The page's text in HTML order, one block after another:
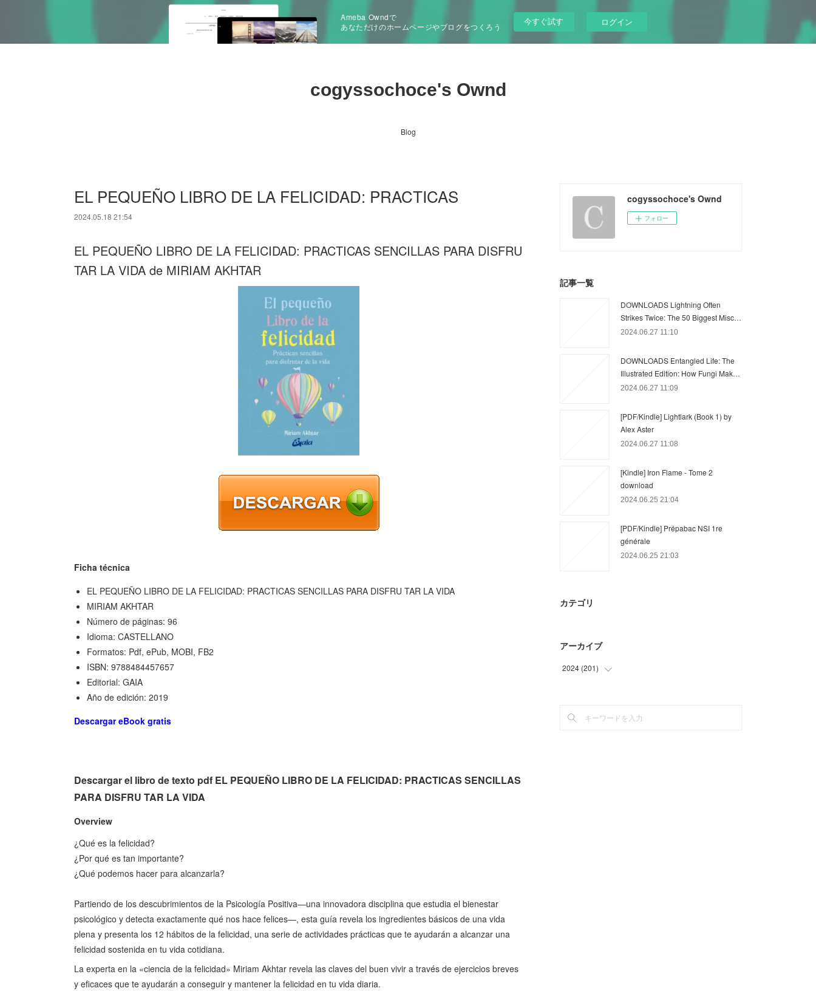
Ameba Owndで
あなただけのホームページやブログをつくろう
今すぐ試す ログイン
cogyssochoce's Ownd
Blog
EL PEQUEÑO LIBRO DE LA FELICIDAD: PRACTICAS
2024.05.18 21:54
EL PEQUEÑO LIBRO DE LA FELICIDAD: PRACTICAS SENCILLAS PARA DISFRU
TAR LA VIDA de MIRIAM AKHTAR
Ficha técnica
EL PEQUEÑO LIBRO DE LA FELICIDAD: PRACTICAS SENCILLAS PARA DISFRU TAR LA VIDA
MIRIAM AKHTAR
Número de páginas: 96
Idioma: CASTELLANO
Formatos: Pdf, ePub, MOBI, FB2
ISBN: 9788484457657
Editorial: GAIA
Año de edición: 2019
Descargar eBook gratis
Descargar el libro de texto pdf EL PEQUEÑO LIBRO DE LA FELICIDAD: PRACTICAS SENCILLAS
PARA DISFRU TAR LA VIDA
Overview
¿Qué es la felicidad?
¿Por qué es tan importante?
¿Qué podemos hacer para alcanzarla?
Partiendo de los descubrimientos de la Psicología Positiva—una innovadora disciplina que estudia el bienestar
psicológico y detecta exactamente qué nos hace felices—, esta guía revela los ingredientes básicos de una vida
plena y presenta los 12 hábitos de la felicidad, una serie de actividades prácticas que te ayudarán a alcanzar una
felicidad sostenida en tu vida cotidiana.
La experta en la «ciencia de la felicidad» Miriam Akhtar revela las claves del buen vivir a través de ejercicios breves
y eficaces que te ayudarán a conseguir y mantener la felicidad en tu vida diaria.
cogyssochoce's Ownd
フォロー
記事一覧
DOWNLOADS Lightning Often
Strikes Twice: The 50 Biggest Misc…
2024.06.27 11:10
DOWNLOADS Entangled Life: The
Illustrated Edition: How Fungi Mak…
2024.06.27 11:09
[PDF/Kindle] Lightlark (Book 1) by
Alex Aster
2024.06.27 11:08
[Kindle] Iron Flame - Tome 2
download
2024.06.25 21:04
[PDF/Kindle] Prépabac NSI 1re
générale
2024.06.25 21:03
カテゴリ
アーカイブ
2024 (201)
(